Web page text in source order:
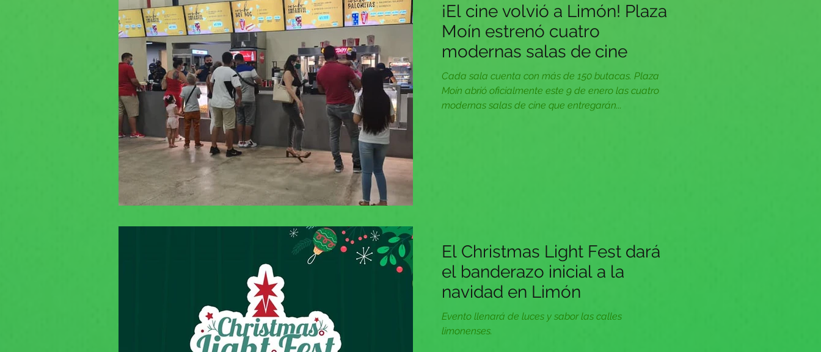
¡El cine volvió a Limón! Plaza
Moín estrenó cuatro
modernas salas de cine
Cada sala cuenta con más de 150 butacas. Plaza
Moín abrió oficialmente este 9 de enero las cuatro
modernas salas de cine que entregarán...
El Christmas Light Fest dará
el banderazo inicial a la
navidad en Limón
Evento llenará de luces y sabor las calles
limonenses.